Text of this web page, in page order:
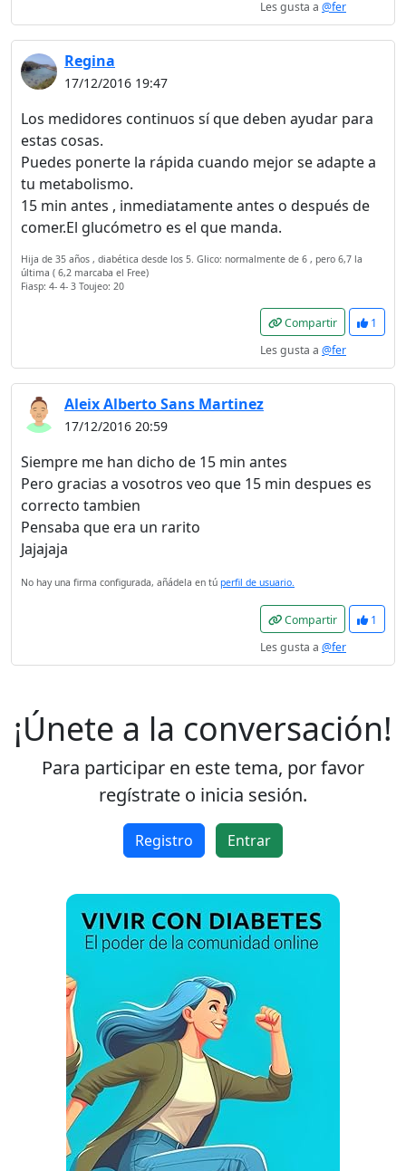
Les gusta a @fer
Regina
17/12/2016 19:47
Los medidores continuos sí que deben ayudar para
estas cosas.
Puedes ponerte la rápida cuando mejor se adapte a
tu metabolismo.
15 min antes , inmediatamente antes o después de
comer.El glucómetro es el que manda.
Hija de 35 años , diabética desde los 5. Glico: normalmente de 6 , pero 6,7 la
última ( 6,2 marcaba el Free)
Fiasp: 4- 4- 3 Toujeo: 20
Compartir
1
Les gusta a @fer
Aleix Alberto Sans Martinez
17/12/2016 20:59
Siempre me han dicho de 15 min antes
Pero gracias a vosotros veo que 15 min despues es
correcto tambien
Pensaba que era un rarito
Jajajaja
No hay una firma configurada, añádela en tú perfil de usuario.
Compartir
1
Les gusta a @fer
¡Únete a la conversación!
Para participar en este tema, por favor
regístrate o inicia sesión.
Registro Entrar
continuar...
Este sitio web utiliza
que obtengas la mejor
sitio.
Leer más sobre las cookies
Disfruta del foro sin
publicidad
completamente gratuito.
Los usuarios registrados
pueden participar en la
comunidad y navegar por el
foro sin publicidad.
Rechazar
registro